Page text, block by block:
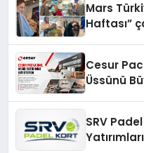
Mars
Haftası”
Cesur
Üssünü
SRV